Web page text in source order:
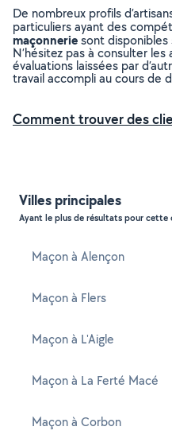
De nombreux profils
particuliers ayant des
maçonneriesont disponibles
N’hésitez pas à consulter
évaluations laissées par
travail accompli au cours de
Comment trouver des
Villes principales
Ayant le plus de résultats pour cette
Maçon à Alençon
Maçon à Flers
Maçon à L'Aigle
Maçon à La Ferté Macé
Maçon à Corbon